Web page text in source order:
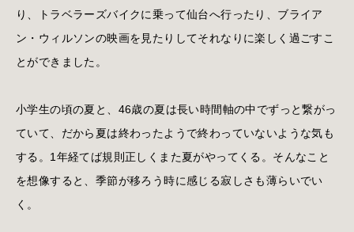
り、トラベラーズバイクに乗って仙台へ行ったり、ブライア
ン・ウィルソンの映画を見たりしてそれなりに楽しく過ごすこ
とができました。
小学生の頃の夏と、46歳の夏は長い時間軸の中でずっと繋がっ
ていて、だから夏は終わったようで終わっていないような気も
する。1年経てば規則正しくまた夏がやってくる。そんなこと
を想像すると、季節が移ろう時に感じる寂しさも薄らいでい
く。